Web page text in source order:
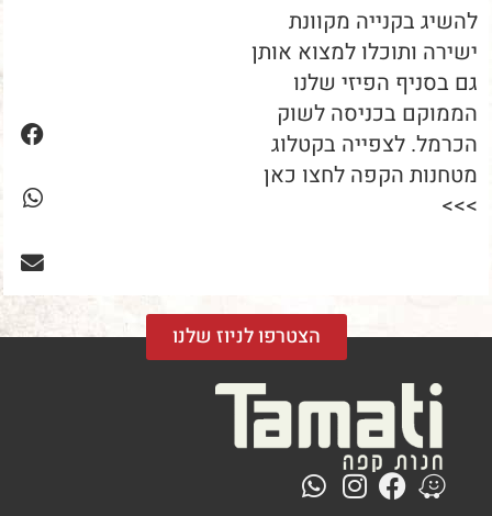
להשיג בקנייה מקוונת
ישירה ותוכלו למצוא אותן
גם בסניף הפיזי שלנו
הממוקם בכניסה לשוק
הכרמל. לצפייה בקטלוג
מטחנות הקפה לחצו כאן
>>>
הצטרפו לניוז שלנו